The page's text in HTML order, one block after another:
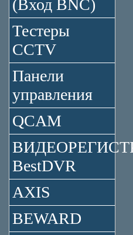
(Вход BNC)
Тестеры
CCTV
Панели
управления
QCAM
BestDVR
AXIS
BEWARD